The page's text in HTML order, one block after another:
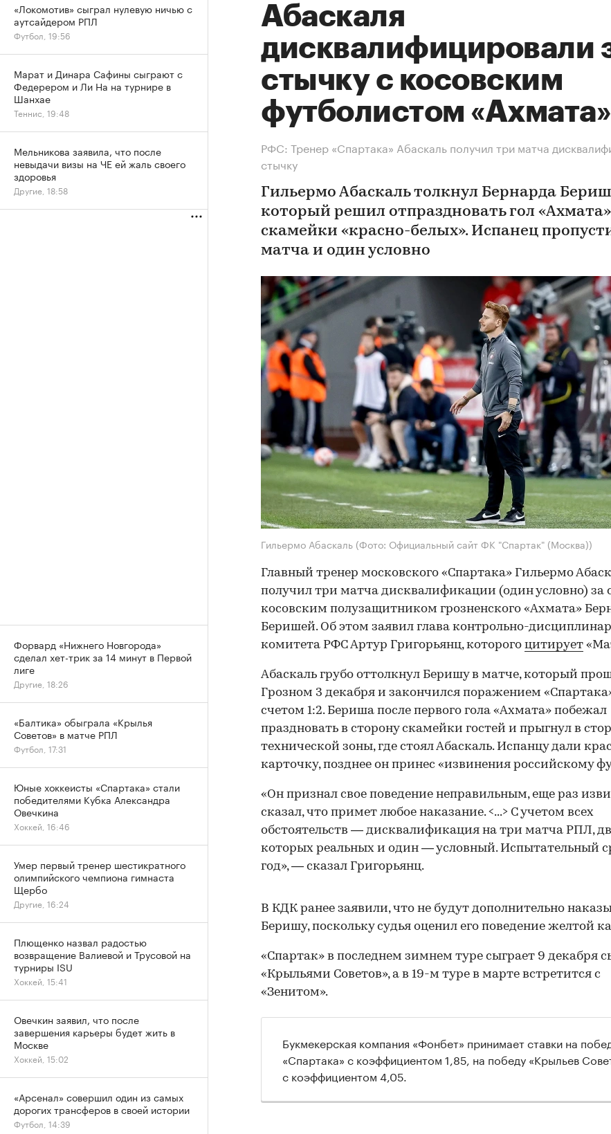
Абаскаля
дисквалифицировали
стычку с косовским
футболистом «Ахмата»
РФС: Тренер «Спартака» Абаскаль получил три матча
стычку
Гильермо Абаскаль толкнул Бернарда
который решил отпраздновать гол «Ахмата»
скамейки «красно-белых». Испанец
матча и один условно
Гильермо Абаскаль (Фото: Официальный сайт ФК "Спартак" (Москва))
Главный тренер московского «Спартака» Гильермо
получил три матча дисквалификации (один условно) за
косовским полузащитником грозненского «Ахмата»
Беришей. Об этом заявил глава контрольно-
комитета РФС Артур Григорьянц, которого цитирует
Абаскаль грубо оттолкнул Беришу в матче, который
Грозном 3 декабря и закончился поражением
счетом 1:2. Бериша после первого гола «Ахмата» побежал
праздновать в сторону скамейки гостей и прыгнул в
технической зоны, где стоял Абаскаль. Испанцу дали
карточку, позднее он принес «извинения российскому
«Он признал свое поведение неправильным, еще раз
сказал, что примет любое наказание. <...> С учетом всех
обстоятельств — дисквалификация на три матча РПЛ,
которых реальных и один — условный. Испытательный
год», — сказал Григорьянц.
00:00 / 00:00
В КДК ранее заявили, что не будут дополнительно
Беришу, поскольку судья оценил его поведение желтой
«Спартак» в последнем зимнем туре сыграет 9 декабря
«Крыльями Советов», а в 19-м туре в марте встретится с
«Зенитом».
Букмекерская компания «Фонбет» принимает ставки на
«Спартака» с коэффициентом 1,85, на победу «Крыльев
с коэффициентом 4,05.
«Локомотив» сыграл нулевую ничью с
аутсайдером РПЛ
Футбол, 19:56
Марат и Динара Сафины сыграют с
Федерером и Ли На на турнире в
Шанхае
Теннис, 19:48
Мельникова заявила, что после
невыдачи визы на ЧЕ ей жаль своего
здоровья
Другие, 18:58
Форвард «Нижнего Новгорода»
сделал хет-трик за 14 минут в Первой
лиге
Другие, 18:26
«Балтика» обыграла «Крылья
Советов» в матче РПЛ
Футбол, 17:31
Юные хоккеисты «Спартака» стали
победителями Кубка Александра
Овечкина
Хоккей, 16:46
Умер первый тренер шестикратного
олимпийского чемпиона гимнаста
Щербо
Другие, 16:24
Плющенко назвал радостью
возвращение Валиевой и Трусовой на
турниры ISU
Хоккей, 15:41
Овечкин заявил, что после
завершения карьеры будет жить в
Москве
Хоккей, 15:02
«Арсенал» совершил один из самых
дорогих трансферов в своей истории
Футбол, 14:39